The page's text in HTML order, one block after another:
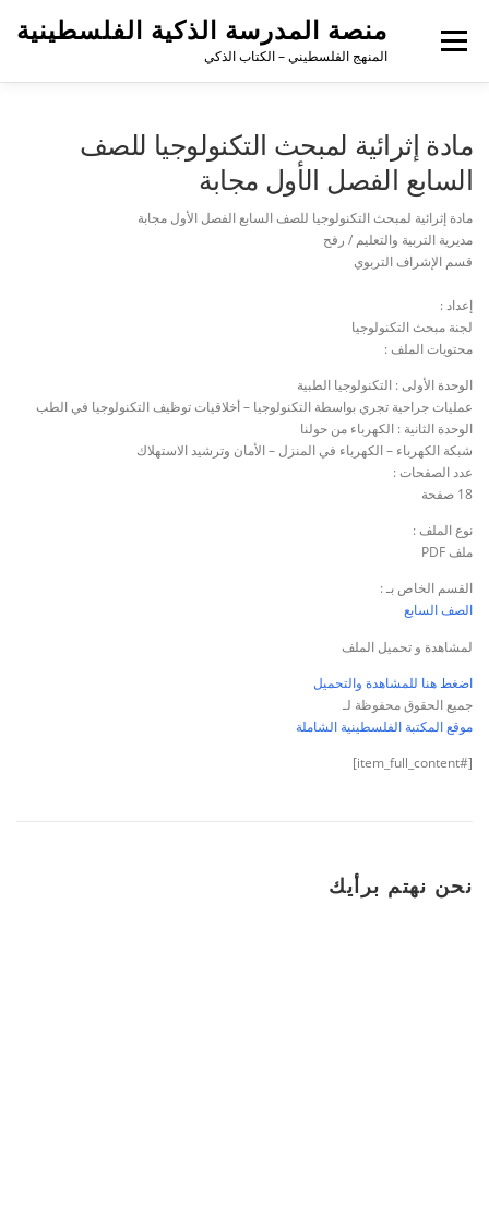
المحتوى
منصة المدرسة الذكية الفلسطينية
المنهج الفلسطيني – الكتاب الذكي
القائمة
مادة إثرائية لمبحث التكنولوجيا للصف
السابع الفصل الأول مجابة
مادة إثرائية لمبحث التكنولوجيا للصف السابع الفصل الأول مجابة
مديرية التربية والتعليم / رفح
قسم الإشراف التربوي
إعداد :
لجنة مبحث التكنولوجيا
محتويات الملف :
الوحدة الأولى : التكنولوجيا الطبية
عمليات جراحية تجري بواسطة التكنولوجيا – أخلاقيات توظيف التكنولوجيا في الطب
الوحدة الثانية : الكهرباء من حولنا
شبكة الكهرباء – الكهرباء في المنزل – الأمان وترشيد الاستهلاك
عدد الصفحات :
18 صفحة
نوع الملف :
ملف PDF
القسم الخاص بـ :
الصف السابع
لمشاهدة و تحميل الملف
اضغط هنا للمشاهدة والتحميل
جميع الحقوق محفوظة لـ
موقع المكتبة الفلسطينية الشاملة
[#item_full_content]
نحن نهتم برأيك